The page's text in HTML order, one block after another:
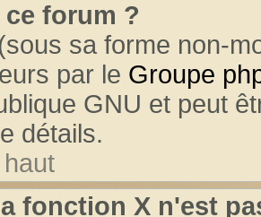
forum ?
sa forme non-
par le Groupe
GNU et peut
détails.
fonction X n'est